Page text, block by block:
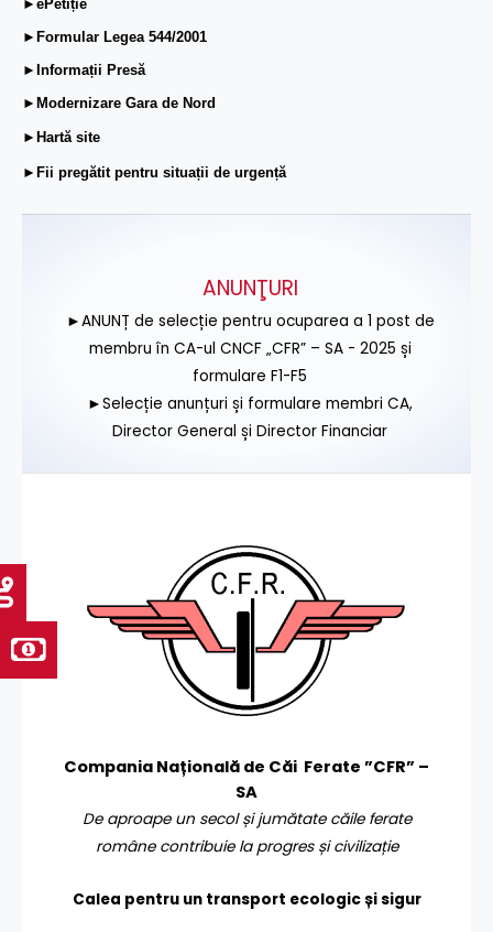
►ePetiție
►Formular Legea 544/2001
►Informații Presă
►Modernizare Gara de Nord
►Hartă site
►Fii pregătit pentru situații de urgență
ANUNŢURI
►ANUNȚ de selecție pentru ocuparea a 1 post de
membru în CA-ul CNCF „CFR” – SA - 2025 și
formulare F1-F5
►Selecție anunțuri și formulare membri CA,
Director General și Director Financiar
Compania Națională de Căi Ferate ”CFR” –
SA
De aproape un secol și jumătate căile ferate
române contribuie la progres și civilizație
Calea pentru un transport ecologic și sigur